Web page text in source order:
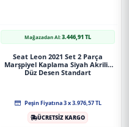
Mağazadan Al:3.446,91 TL
Seat Leon 2021 Set 2 Parça
Marşpiyel Kaplama Siyah Akrilik
Düz Desen Standart
Peşin Fiyatına 3 x 3.976,57 TL
ÜCRETSİZ KARGO